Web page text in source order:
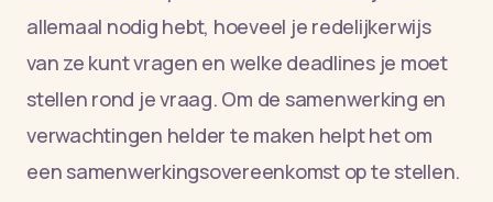
allemaal nodig hebt, hoeveel je redelijkerwijs
van ze kunt vragen en welke deadlines je moet
stellen rond je vraag. Om de samenwerking en
verwachtingen helder te maken helpt het om
een samenwerkingsovereenkomst op te stellen.